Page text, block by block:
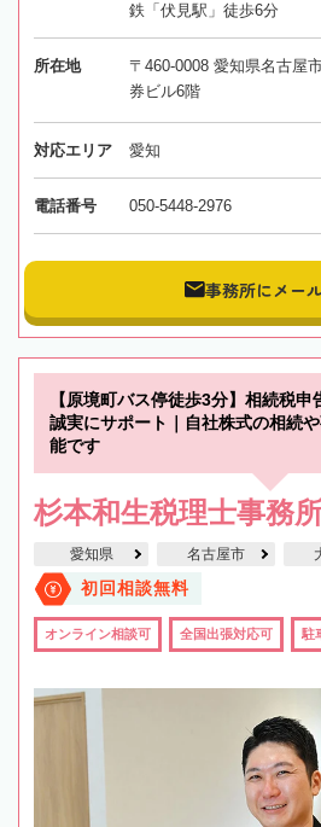
鉄「伏見駅」徒歩6分
所在地
〒460-0008 愛知県名古屋
券ビル6階
対応エリア 愛知
電話番号 050-5448-2976
事務所にメー
【原境町バス停徒歩3分】相続税申
誠実にサポート｜自社株式の相続
能です
杉本和生税理士事務
愛知県 名古屋市
初回相談無料
オンライン相談可 全国出張対応可 駐